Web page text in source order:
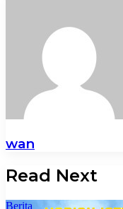
wan
Read Next
Berita